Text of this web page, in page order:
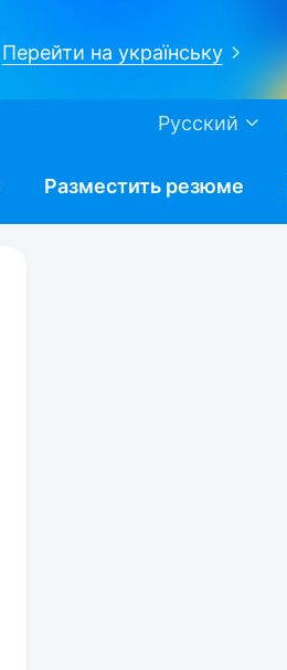
Перейти на українську
Русский
Разместить резюме